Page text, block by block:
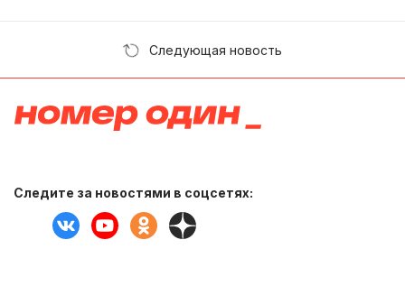
Следующая новость
Следите за новостями в соцсетях: